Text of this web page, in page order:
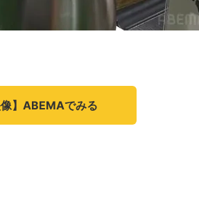
像】ABEMAでみる